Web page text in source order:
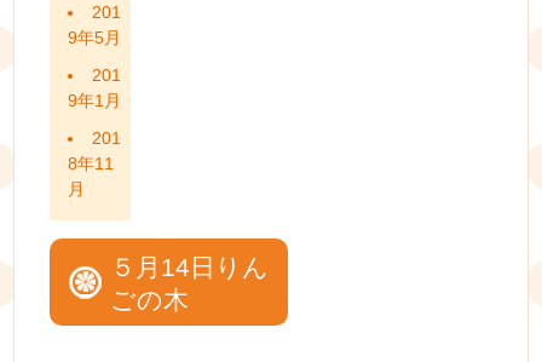
201
9年5月
201
9年1月
201
8年11
月
５月14日りん
ごの木